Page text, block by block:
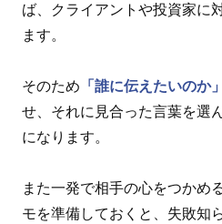
ば、クライアントや投資家に
ます。
そのため 「誰に伝えたいのか」
せ、それに見合った言葉を選
になります。
また一発で相手の心をつかめ
モを準備しておくと、失敗知